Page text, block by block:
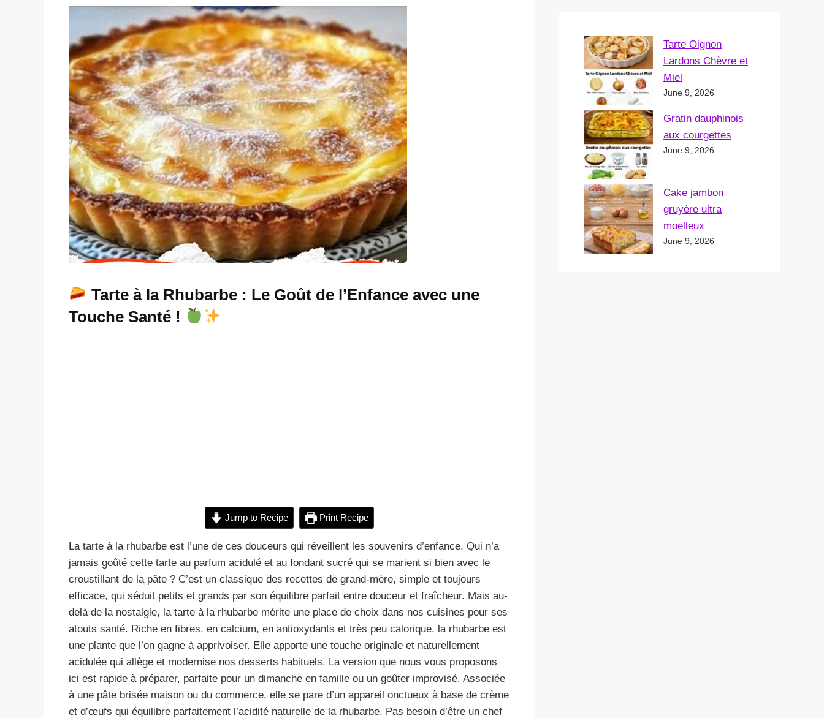
Tarte à la Rhubarbe : Le Goût de l’Enfance avec une
Touche Santé !
Jump to Recipe Print Recipe
La tarte à la rhubarbe est l’une de ces douceurs qui réveillent les souvenirs d’enfance. Qui n’a
jamais goûté cette tarte au parfum acidulé et au fondant sucré qui se marient si bien avec le
croustillant de la pâte ? C’est un classique des recettes de grand-mère, simple et toujours
efficace, qui séduit petits et grands par son équilibre parfait entre douceur et fraîcheur. Mais au-
delà de la nostalgie, la tarte à la rhubarbe mérite une place de choix dans nos cuisines pour ses
atouts santé. Riche en fibres, en calcium, en antioxydants et très peu calorique, la rhubarbe est
une plante que l’on gagne à apprivoiser. Elle apporte une touche originale et naturellement
acidulée qui allège et modernise nos desserts habituels. La version que nous vous proposons
ici est rapide à préparer, parfaite pour un dimanche en famille ou un goûter improvisé. Associée
à une pâte brisée maison ou du commerce, elle se pare d’un appareil onctueux à base de crème
et d’œufs qui équilibre parfaitement l’acidité naturelle de la rhubarbe. Pas besoin d’être un chef
Tarte Oignon
Lardons Chèvre et
Miel
June 9, 2026
Gratin dauphinois
aux courgettes
June 9, 2026
Cake jambon
gruyère ultra
moelleux
June 9, 2026